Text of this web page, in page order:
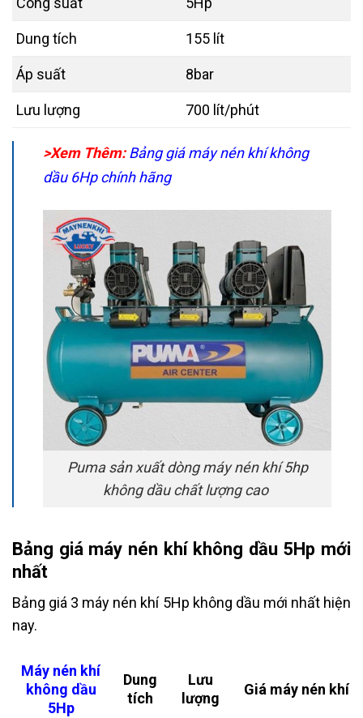
Dung tích 155 lít
Áp suất 8bar
Lưu lượng 700 lít/phút
>Xem Thêm: Bảng giá máy nén khí không
dầu 6Hp chính hãng
Puma sản xuất dòng máy nén khí 5hp
không dầu chất lượng cao
Bảng giá máy nén khí không dầu 5Hp mới
nhất
Bảng giá 3 máy nén khí 5Hp không dầu mới nhất hiện
nay.
Máy nén khí
không dầu
5Hp
Dung
tích
Lưu
lượng
Giá máy nén khí